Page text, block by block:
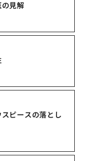
見解
ピースの落とし